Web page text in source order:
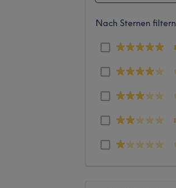
Nach Sternen filtern